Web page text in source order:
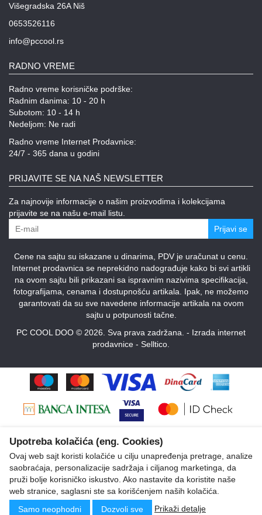
Višegradska 26A Niš
0653526116
info@pccool.rs
RADNO VREME
Radno vreme korisničke podrške:
Radnim danima: 10 - 20 h
Subotom: 10 - 14 h
Nedeljom: Ne radi
Radno vreme Internet Prodavnice:
24/7 - 365 dana u godini
PRIJAVITE SE NA NAŠ NEWSLETTER
Za najnovije informacije o našim proizvodima i kolekcijama
prijavite se na našu e-mail listu.
Prijavi se
Cene na sajtu su iskazane u dinarima, PDV je uračunat u cenu.
Internet prodavnica se neprekidno nadograđuje kako bi svi artikli
na ovom sajtu bili prikazani sa ispravnim nazivima specifikacija,
fotografijama, cenama i dostupnošću artikala. Ipak, ne možemo
garantovati da su sve navedene informacije artikala na ovom
sajtu u potpunosti tačne.
PC COOL DOO © 2026. Sva prava zadržana. - Izrada internet
prodavnice - Selltico.
Upotreba kolačića (eng. Cookies)
Ovaj web sajt koristi kolačiće u cilju unapređenja pretrage, analize
saobraćaja, personalizacije sadržaja i ciljanog marketinga, da
pruži bolje korisničko iskustvo. Ako nastavite da koristite naše
web stranice, saglasni ste sa korišćenjem naših kolačića.
Samo neophodni
Dozvoli sve Prikaži detalje